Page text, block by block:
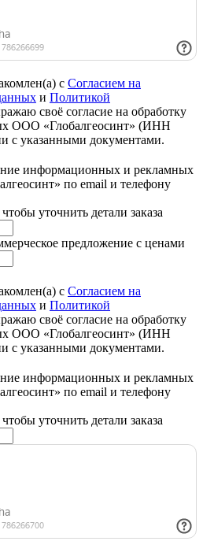
с Согласием на
и Политикой
своё согласие на обработку
ООО «Глобалгеосинт» (ИНН
с указанными документами.
информационных и рекламных
по email и телефону
уточнить детали заказа
предложение с ценами
с Согласием на
и Политикой
своё согласие на обработку
ООО «Глобалгеосинт» (ИНН
с указанными документами.
информационных и рекламных
по email и телефону
уточнить детали заказа